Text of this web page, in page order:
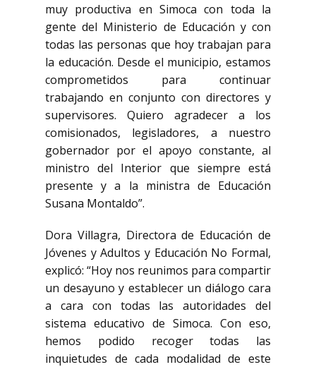
muy productiva en Simoca con toda la
gente del Ministerio de Educación y con
todas las personas que hoy trabajan para
la educación. Desde el municipio, estamos
comprometidos para continuar
trabajando en conjunto con directores y
supervisores. Quiero agradecer a los
comisionados, legisladores, a nuestro
gobernador por el apoyo constante, al
ministro del Interior que siempre está
presente y a la ministra de Educación
Susana Montaldo”.
Dora Villagra, Directora de Educación de
Jóvenes y Adultos y Educación No Formal,
explicó: “Hoy nos reunimos para compartir
un desayuno y establecer un diálogo cara
a cara con todas las autoridades del
sistema educativo de Simoca. Con eso,
hemos podido recoger todas las
inquietudes de cada modalidad de este